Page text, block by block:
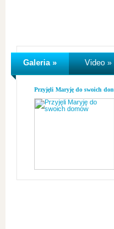
Galeria » Video »
Przyjęli Maryję do swoich